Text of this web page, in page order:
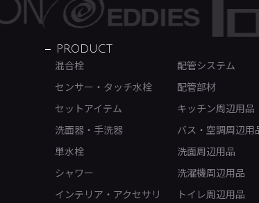
PRODUCT
混合栓
センサー・タッチ水栓
セットアイテム
洗面器・手洗器
単水栓
シャワー
インテリア・アクセサリ
配管システム
配管部材
キッチン周辺用品
バス・空調周辺用
洗面周辺用品
洗濯機周辺用品
トイレ周辺用品